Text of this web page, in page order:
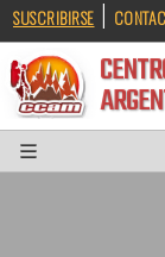
SUSCRIBIRSE |